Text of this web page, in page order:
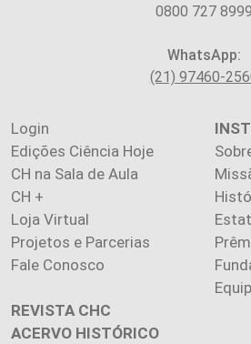
0800 727 8999
WhatsApp:
(21) 97460-
Login
Edições Ciência Hoje
CH na Sala de Aula
CH +
Loja Virtual
Projetos e Parcerias
Fale Conosco
REVISTA CHC
ACERVO HISTÓRICO